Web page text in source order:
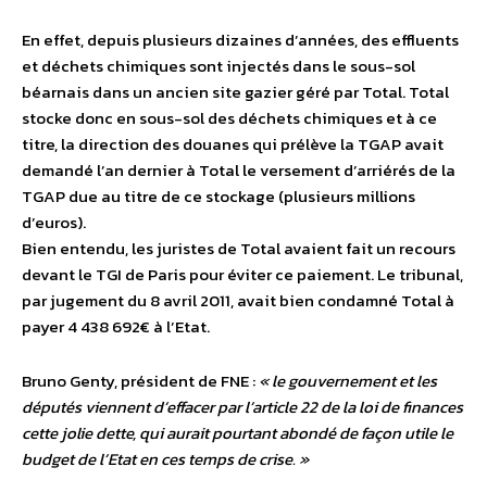
En effet, depuis plusieurs dizaines d’années, des effluents
et déchets chimiques sont injectés dans le sous-sol
béarnais dans un ancien site gazier géré par Total. Total
stocke donc en sous-sol des déchets chimiques et à ce
titre, la direction des douanes qui prélève la TGAP avait
demandé l’an dernier à Total le versement d’arriérés de la
TGAP due au titre de ce stockage (plusieurs millions
d’euros).
Bien entendu, les juristes de Total avaient fait un recours
devant le TGI de Paris pour éviter ce paiement. Le tribunal,
par jugement du 8 avril 2011, avait bien condamné Total à
payer 4 438 692€ à l’Etat.
Bruno Genty, président de FNE :« le gouvernement et les
députés viennent d’effacer par l’article 22 de la loi de finances
cette jolie dette, qui aurait pourtant abondé de façon utile le
budget de l’Etat en ces temps de crise. »